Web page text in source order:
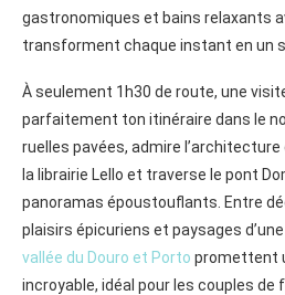
gastronomiques et bains relaxants
transforment chaque instant en un
À seulement 1h30 de route, une
parfaitement ton itinéraire dans le
ruelles pavées, admire l’architecture
la librairie Lello et traverse le pont
panoramas époustouflants. Entre
plaisirs épicuriens et paysages
vallée du Douro et Porto promettent
incroyable, idéal pour les couples de